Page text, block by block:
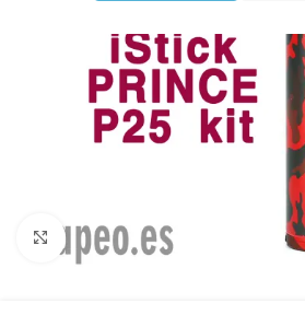
Haga Click para agrandar